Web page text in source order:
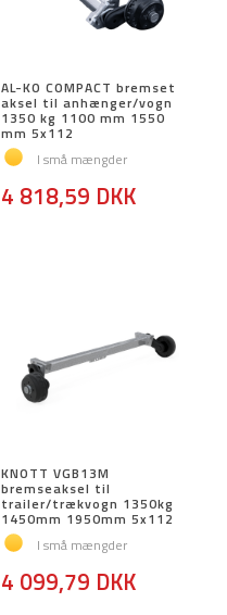
AL-KO COMPACT bremset
aksel til anhænger/vogn
1350 kg 1100 mm 1550
mm 5x112
I små mængder
4 818,59 DKK
KNOTT VGB13M
bremseaksel til
trailer/trækvogn 1350kg
1450mm 1950mm 5x112
I små mængder
4 099,79 DKK